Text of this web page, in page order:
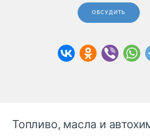
ОБСУДИТЬ
Топливо, масла и